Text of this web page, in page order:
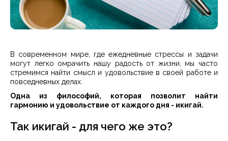
В современном мире, где ежедневные стрессы и задачи
могут легко омрачить нашу радость от жизни, мы часто
стремимся найти смысл и удовольствие в своей работе и
повседневных делах.
Одна из философий, которая позволит найти
гармонию и удовольствие от каждого дня - икигай.
Так икигай - для чего же это?